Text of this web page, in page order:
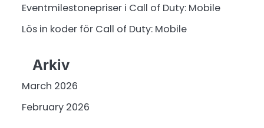
Eventmilestonepriser i Call of Duty: Mobile
Lös in koder för Call of Duty: Mobile
Arkiv
March 2026
February 2026